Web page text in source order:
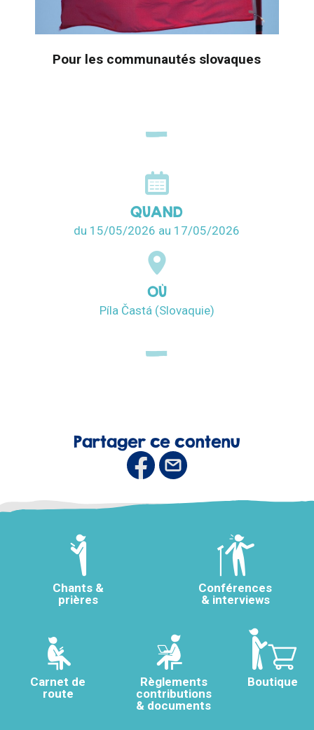
Pour les communautés slovaques
QUAND
du 15/05/2026 au 17/05/2026
OÙ
Píla Častá (Slovaquie)
Partager ce contenu
Chants &
prières
Conférences
& interviews
Carnet de
route
Règlements
contributions
& documents
Boutique